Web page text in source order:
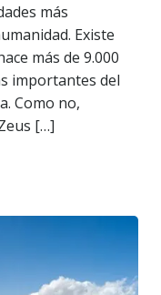
más
Existe
más de 9.000
importantes del
Como no,
[…]